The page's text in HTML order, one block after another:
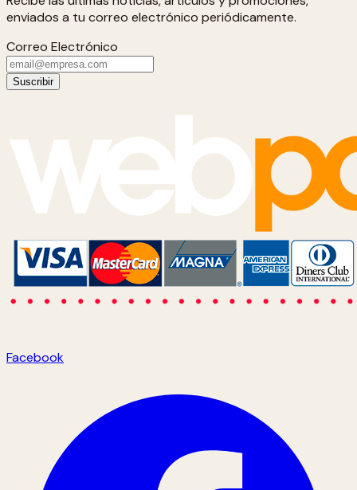
enviados a tu correo electrónico periódicamente.
Correo Electrónico
Suscribir
Facebook